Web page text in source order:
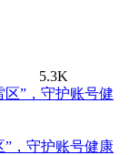
5.3K
”，守护账号健康